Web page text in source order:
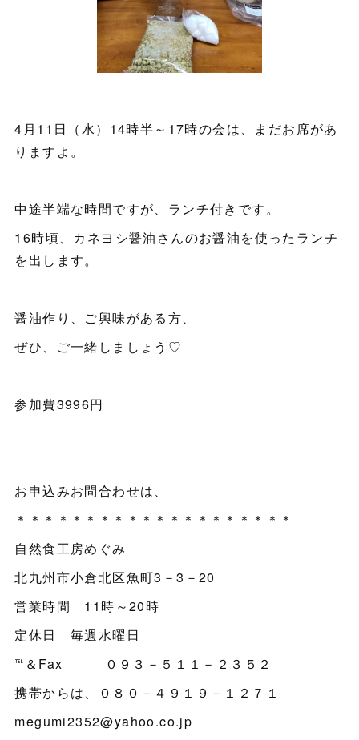
4月11日（水）14時半～17時の会は、まだお席があ
りますよ。
中途半端な時間ですが、ランチ付きです。
16時頃、カネヨシ醤油さんのお醤油を使ったランチ
を出します。
醤油作り、ご興味がある方、
ぜひ、ご一緒しましょう♡
参加費3996円
お申込みお問合わせは、
＊＊＊＊＊＊＊＊＊＊＊＊＊＊＊＊＊＊＊＊
自然食工房めぐみ
北九州市小倉北区魚町3－3－20
営業時間 11時～20時
定休日 毎週水曜日
℡＆Fax ０９３－５１１－２３５２
携帯からは、０８０－４９１９－１２７１
megumi2352@yahoo.co.jp